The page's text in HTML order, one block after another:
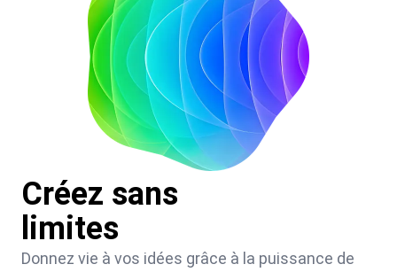
Créez sans
limites
Donnez vie à vos idées grâce à la puissance de